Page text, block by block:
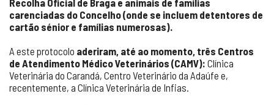
Recolha Oficial de Braga e animais de famílias
carenciadas do Concelho (onde se incluem detentores de
cartão sénior e famílias numerosas).
A este protocolo aderiram, até ao momento, três Centros
de Atendimento Médico Veterinários (CAMV): Clínica
Veterinária do Carandá, Centro Veterinário da Adaúfe e,
recentemente, a Clínica Veterinária de Infias.